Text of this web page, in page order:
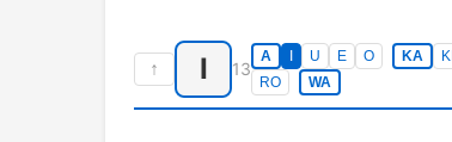
↑ I 13
A U E O KA KI
RO
WA